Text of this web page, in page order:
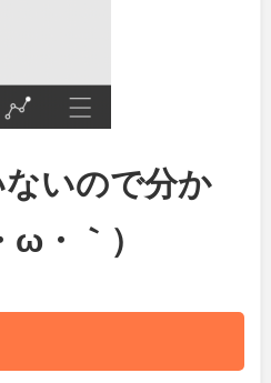
いので分か
ω・｀）